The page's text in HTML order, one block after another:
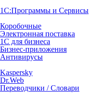
1С:Программы и Сервисы
Коробочные
Электронная поставка
1С для бизнеса
Бизнес-приложения
Антивирусы
Kaspersky
Dr.Web
Переводчики / Словари